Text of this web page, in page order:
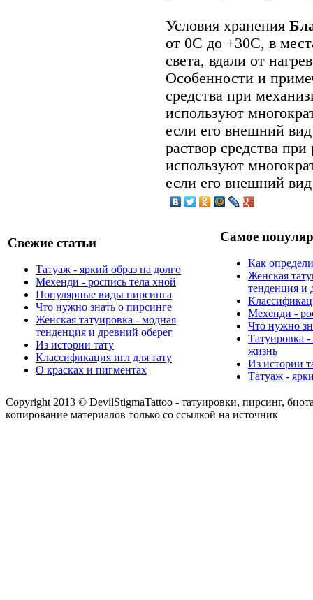
Условия хранения
от 0С до +30С, в
света, вдали от
Особенности и
средства при
используют
если его внешний
раствор средства
используют
если его внешний
Свежие статьи
Татуаж - яркий образ на долго
Мехенди - роспись тела хной
Популярные виды пирсинга
Что нужно знать о пирсинге
Женская татуировка - модная
тенденция и древний оберег
Из истории тату
Классификация игл для тату
О красках и пигментах
Самое
Как
Женская
тенденция и
Мехенди -
Что нужно
Татуировка
жизнь
Из истории
Татуаж -
Copyright 2013 © DevilStigmaTattoo - татуировки, пирсинг,
копирование материалов только со ссылкой на источник